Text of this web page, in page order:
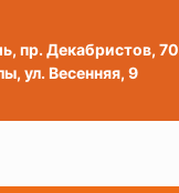
пр. Декабристов, 70
ул. Весенняя, 9